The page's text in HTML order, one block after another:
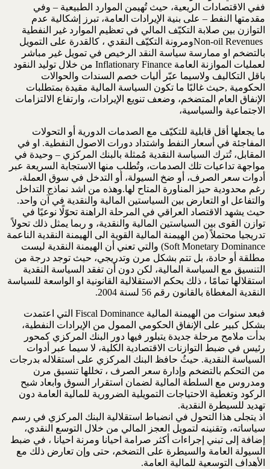
ففي الاقتصادات الريعية، حيث تُهيمن الموارد الطبيعية – وفي
مقدمتها النفط – على بنية الإيرادات العامة، تبرز إشكالية عدم
Non-oil Revenues ‎ومرونة التكيّف النقدي ، كالقدرة ‏على التمويل
بالتضخم او ممارسة سياسة النقد الرخيص في تمويل غير مباشر
لعمليات الموازنة العامة‎ Inflationary ‎Finance ‎من خلال توليد النقود
باقل التكاليف ولاسيما عبّر أليات خصم السندات والحوالات
الحكومية ,حيث غالبًا ما تكون ‏السياسة المالية مقيدة بمتطلبات
الإنفاق العام المتضخم، وضعف تنويع الإيرادات، وارتفاع الالتزامات
الاجتماعية والسياسية،
ما يجعلها أقل قابلية للتكيّف مع الصدمات الدورية أو التحولات
المفاجئة في أسعار النفط واشتداد دورات الاصول النفطية. او ‏في
المقابل، تُترك السياسة النقدية مُمثلة بالبنك المركزي – وحيدة في
مواجهة تداعيات تلك الصدمات، وتُطلب منها الاستجابة ‏السريعة عبر
أدوات سعر الصرف، أو ضخ السيولة، أو التدخل في سوق العملة،
رغم محدودية حيز المناورة المتاح لها.وهذه ‏من اشد نماذج التداخل
والتفاعل او التعارض بين السياستين المالية والنقدية في آن واحد.‏
حيث يشهد الاقتصاد العراقي في المرحلة الراهنة تحوّلًا نوعيًا في
توازن القوى بين السياستين المالية والنقدية، و ربما يمثل ‏ذلك تحولاً
Soft Monetary Dominance) ‎والتي ‏تعني أن الهيمنة النقدية ليست
مطلقة أو حادة، بل تتم بشكل مرن وتدريجي، حيث توجد درجة من
التنسيق مع السياسة المالية، ‏لكن دون أن تفقد السياسة النقدية
استقلالها تمامًا ، ذلك بحكم الاستقلالية القانونية او الواسعة للسياسة
النقدية المغطاة بالقانون ‏رقم 56 لسنة 2004.‏‎ ‎
فبعد سنوات من الهيمنة المالية‎ Fiscal Dominance ‎التي اعتمدت
بشكل كبير على الإنفاق الحكومي الممول من الإيرادات ‏النفطية،
بدأت ملامح مرحلة جديدة يتبلور فيها دور البنك المركزي كمحور
رئيس في ضبط التوازنات الاقتصادية الكلية، لا ‏سيما عبر أدوات
السياسة النقدية. حيثُ حافظ البنك المركزي على استقلاله بدرجات
من التحكم بالتضخم وإدارة سعر الصرف ‏، تخللها تنسيق مرن
ومدروس مع السلطة المالية لضمان استقرار السوق وابعاد شبح
الركود وتغطية الاحتياجات التمويلية ‏الضرورية للمالية العامة دون
تهديد للسيطرة النقدية.‏
اذ يتجلى هذا التحول في انضباط استقلالية البنك المركزي في رسم
سياساته، وتقنينه لتمويل العجز المالي من خلال التوسع ‏النقدي،
إضافة إلى تبني إجراءات أكثر صرامة احيانا ومرنة احيانا ، في ضبط
السيولة العامة والسيطرة على التضخم، حتى ‏وإن تعارض ذلك مع
الأهداف التوسعية للمالية العامة.‏